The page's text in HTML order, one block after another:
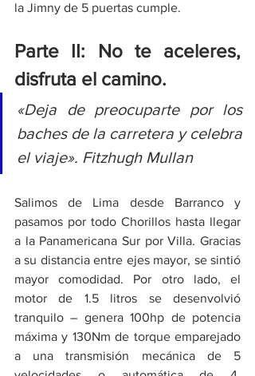
la Jimny de 5 puertas cumple.
Parte II: No te aceleres,
disfruta el camino.
«Deja de preocuparte por los
baches de la carretera y celebra
el viaje». Fitzhugh Mullan
Salimos de Lima desde Barranco y
pasamos por todo Chorillos hasta llegar
a la Panamericana Sur por Villa. Gracias
a su distancia entre ejes mayor, se sintió
mayor comodidad. Por otro lado, el
motor de 1.5 litros se desenvolvió
tranquilo – genera 100hp de potencia
máxima y 130Nm de torque emparejado
a una transmisión mecánica de 5